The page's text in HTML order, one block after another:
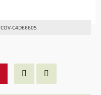
COV-C4D66605